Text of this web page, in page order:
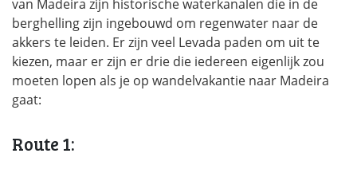
van Madeira zijn historische waterkanalen die in de
berghelling zijn ingebouwd om regenwater naar de
akkers te leiden. Er zijn veel Levada paden om uit te
kiezen, maar er zijn er drie die iedereen eigenlijk zou
moeten lopen als je op wandelvakantie naar Madeira
gaat:
Route 1: